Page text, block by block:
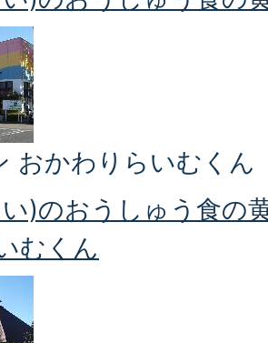
おかわりらいむくん
)のおうしゅう食の
むくん